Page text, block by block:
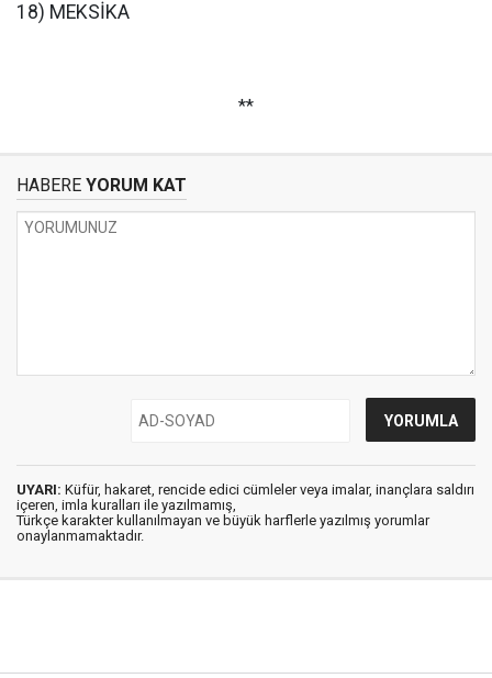
18) MEKSİKA
**
HABERE YORUM KAT
UYARI: Küfür, hakaret, rencide edici cümleler veya imalar, inançlara saldırı
içeren, imla kuralları ile yazılmamış,
Türkçe karakter kullanılmayan ve büyük harflerle yazılmış yorumlar
onaylanmamaktadır.